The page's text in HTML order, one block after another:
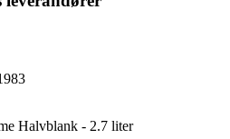
Halvblank - 2.7 liter